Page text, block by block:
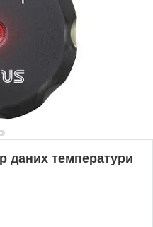
даних температури